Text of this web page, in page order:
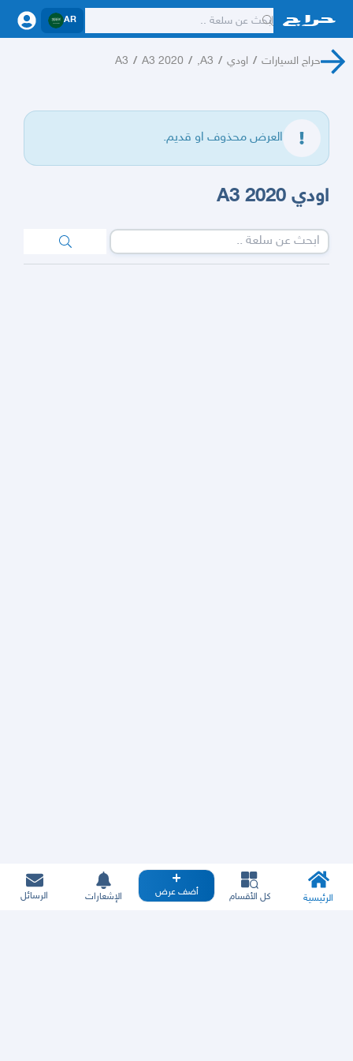
AR
حراج السيارات / اودي /
A3,
/
A3 2020
/
A3
العرض محذوف او قديم.
اودي A3 2020
الرئيسية كل الأقسام أضف عرض الإشعارات الرسائل